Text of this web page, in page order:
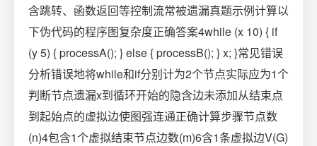
含跳转、函数返回等控制流常被遗漏真题示例计算以
下伪代码的程序图复杂度正确答案4while (x 10) { if
(y 5) { processA(); } else { processB(); } x; }常见错误
分析错误地将while和if分别计为2个节点实际应为1个
判断节点遗漏x到循环开始的隐含边未添加从结束点
到起始点的虚拟边使图强连通正确计算步骤节点数
(n)4包含1个虚拟结束节点边数(m)6含1条虚拟边V(G)